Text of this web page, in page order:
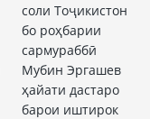
соли Тоҷикистон
бо роҳбарии
сармураббӣ
Мубин Эргашев
ҳайати дастаро
барои иштирок